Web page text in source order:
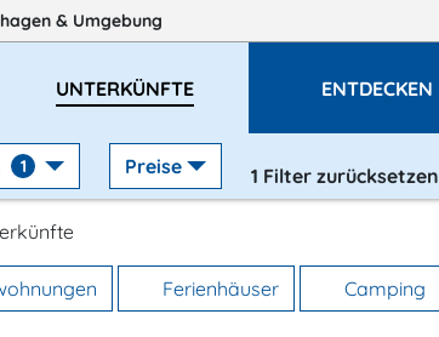
& Umgebung
UNTERKÜNFTE ENTDECKEN
1 Preise 1 Filter zurücksetzen
Ferienhäuser Camping